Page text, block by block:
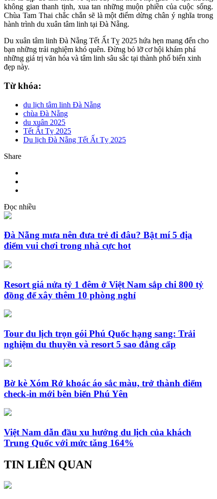
không gian thanh tịnh, xua tan những muộn phiền của cuộc sống.
Chùa Tam Thai chắc chắn sẽ là một điểm dừng chân ý nghĩa trong
hành trình du xuân tâm linh tại Đà Nẵng.
Du xuân tâm linh Đà Nẵng Tết Ất Tỵ 2025 hứa hẹn mang đến cho
bạn những trải nghiệm khó quên. Đừng bỏ lỡ cơ hội khám phá
những giá trị văn hóa và tâm linh sâu sắc tại thành phố biển xinh
đẹp này.
Từ khóa:
du lịch tâm linh Đà Nẵng
chùa Đà Nẵng
du xuân 2025
Tết Ất Tỵ 2025
Du lịch Đà Nẵng Tết Ất Tỵ 2025
Share
Đọc nhiều
Đà Nẵng mưa nên đưa trẻ đi đâu? Bật mí 5 địa
điểm vui chơi trong nhà cực hot
Resort giá nửa tỷ 1 đêm ở Việt Nam sắp chi 800 tỷ
đồng để xây thêm 10 phòng nghỉ
Tour du lịch trọn gói Phú Quốc hạng sang: Trải
nghiệm du thuyền và resort 5 sao đẳng cấp
Bờ kè Xóm Rớ khoác áo sắc màu, trở thành điểm
check-in mới bên biển Phú Yên
Việt Nam dẫn đầu xu hướng du lịch của khách
Trung Quốc với mức tăng 164%
TIN LIÊN QUAN